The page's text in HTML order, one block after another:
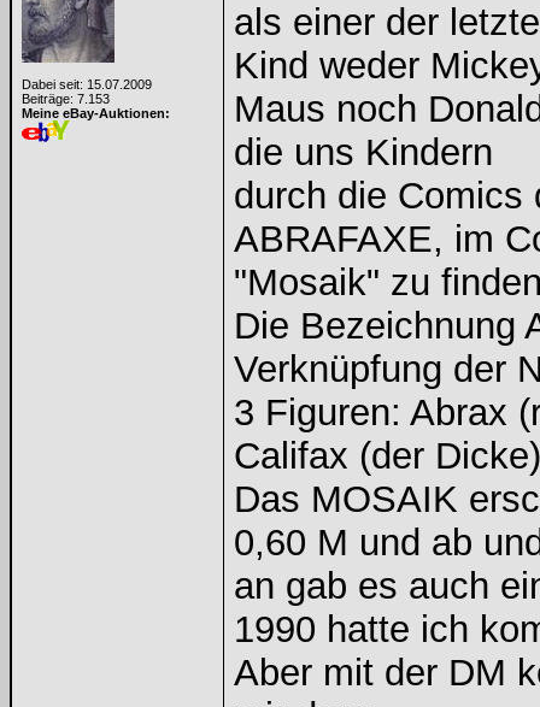
Dabei seit: 15.07.2009
Beiträge: 7.153
Meine eBay-Auktionen:
als einer der
Kind weder
Maus noch
die uns Kindern
durch die Comics
ABRAFAXE, im
"Mosaik" zu
Die Bezeichnung
Verknüpfung der
3 Figuren: Abrax
Califax (der
Das MOSAIK
0,60 M und ab
an gab es auch
1990 hatte ich
Aber mit der DM